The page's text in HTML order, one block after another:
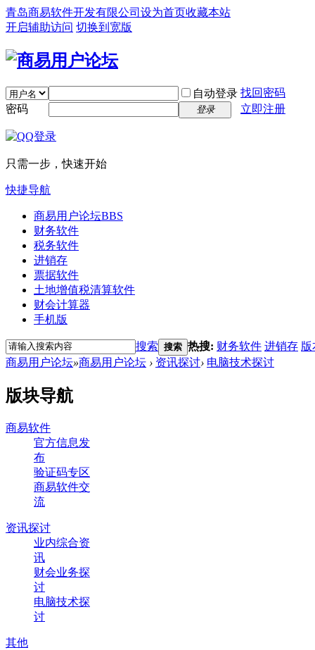
青岛商易软件开发有限公司 设为首页收藏本站
开启辅助访问 切换到宽版
自动登录 找回密码
密码
登录 立即注册
只需一步，快速开始
快捷导航
商易用户论坛BBS
财务软件
税务软件
进销存
票据软件
土地增值税清算软件
财会计算器
手机版
搜索 搜索 热搜: 财务软件 进销存 版
商易用户论坛»商易用户论坛 › 资讯探讨› 电脑技术探讨
版块导航
商易软件
官方信息发
布
验证码专区
商易软件交
流
资讯探讨
业内综合资
讯
财会业务探
讨
电脑技术探
讨
其他